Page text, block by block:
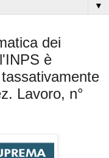
▼
dei
è
Lavoro, n°